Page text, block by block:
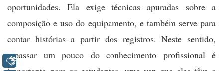
oportunidades. Ela exige técnicas apuradas sobre a
composição e uso do equipamento, e também serve para
contar histórias a partir dos registros. Neste sentido,
repassar um pouco do conhecimento profissional é
Libras